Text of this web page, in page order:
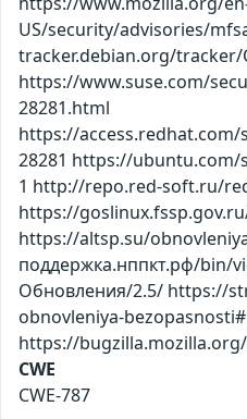
US/security/advisories/
tracker.debian.org/tracker/
https://www.suse.com/
28281.html
https://access.redhat.com/
28281 https://ubuntu.com/
1 http://repo.red-soft.ru/
https://
https://altsp.su/
поддержка.нппкт.рф/bin/
Обновления/2.5/ https://
obnovleniya-
https://bugzilla.mozilla.org/
CWE
CWE-787